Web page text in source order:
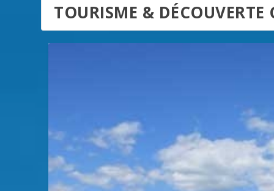
TOURISME & DÉCOUVERTE